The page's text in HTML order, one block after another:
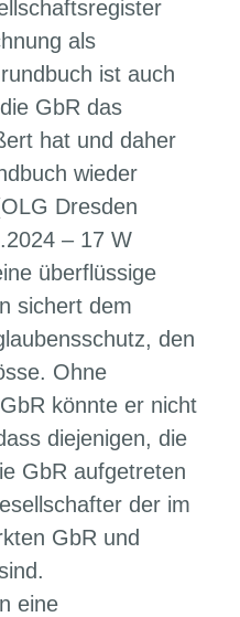
als
ist auch
GbR das
hat und daher
wieder
Dresden
– 17 W
überflüssige
sichert dem
den
Ohne
könnte er nicht
diejenigen, die
GbR aufgetreten
der im
GbR und
eine